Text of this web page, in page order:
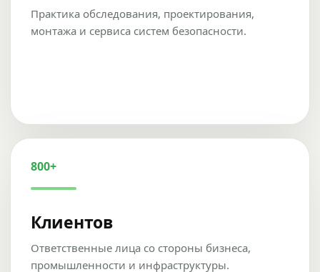
Практика обследования, проектирования,
монтажа и сервиса систем безопасности.
800+
Клиентов
Ответственные лица со стороны бизнеса,
промышленности и инфраструктуры.